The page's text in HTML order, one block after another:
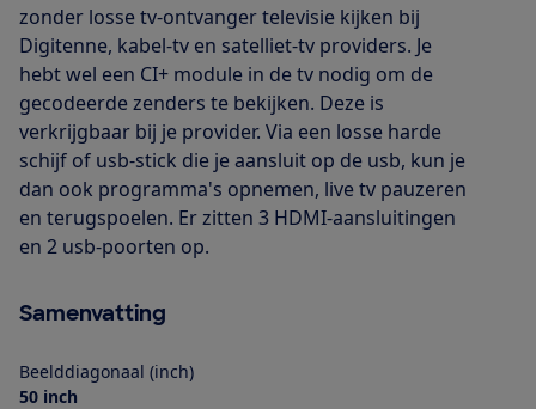
zonder losse tv-ontvanger televisie kijken bij
Digitenne, kabel-tv en satelliet-tv providers. Je
hebt wel een CI+ module in de tv nodig om de
gecodeerde zenders te bekijken. Deze is
verkrijgbaar bij je provider. Via een losse harde
schijf of usb-stick die je aansluit op de usb, kun je
dan ook programma's opnemen, live tv pauzeren
en terugspoelen. Er zitten 3 HDMI-aansluitingen
en 2 usb-poorten op.
Samenvatting
Beelddiagonaal (inch)
50 inch